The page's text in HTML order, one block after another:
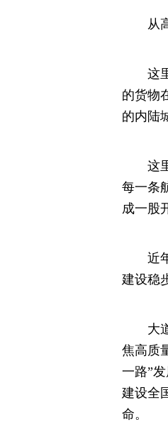
从高
这里
的货物
的内陆
这里
每一条
成一股
近年
建设稳
大道
焦高质
一路”
建设全
命。